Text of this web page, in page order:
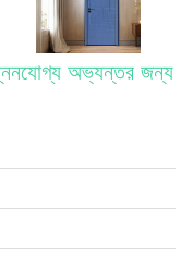
অভ্যন্তর জন্য